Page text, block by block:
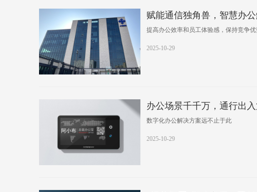
赋能通信独角兽，智慧办
提高办公效率和员工体验感，保持竞争优
2025-10-29
办公场景千千万，通行出
数字化办公解决方案远不止于此
2025-10-29